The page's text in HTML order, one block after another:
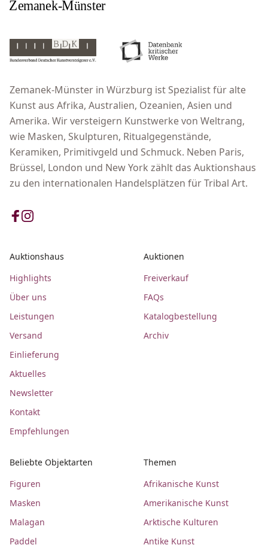
Zemanek-Münster in Würzburg ist Spezialist für alte
Kunst aus Afrika, Australien, Ozeanien, Asien und
Amerika. Wir versteigern Kunstwerke von Weltrang,
wie Masken, Skulpturen, Ritualgegenstände,
Keramiken, Primitivgeld und Schmuck. Neben Paris,
Brüssel, London und New York zählt das Auktionshaus
zu den internationalen Handelsplätzen für Tribal Art.
Auktionshaus
Highlights
Über uns
Leistungen
Versand
Einlieferung
Aktuelles
Newsletter
Kontakt
Empfehlungen
Auktionen
Freiverkauf
FAQs
Katalogbestellung
Archiv
Beliebte Objektarten
Figuren
Masken
Malagan
Paddel
Themen
Afrikanische Kunst
Amerikanische Kunst
Arktische Kulturen
Antike Kunst